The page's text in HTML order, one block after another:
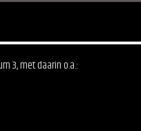
3, met daarin o.a.: